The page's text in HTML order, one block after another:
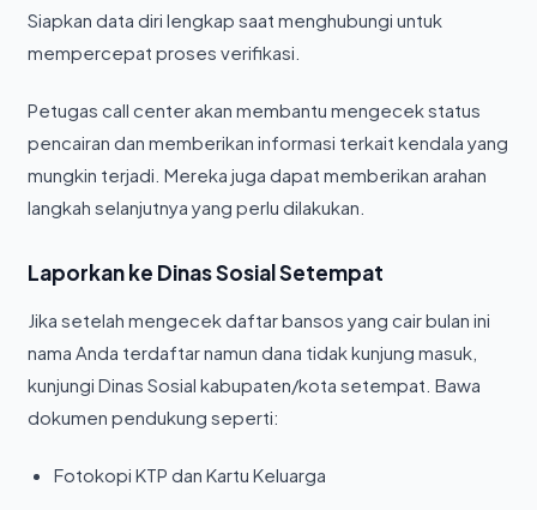
Siapkan data diri lengkap saat menghubungi untuk
mempercepat proses verifikasi.
Petugas call center akan membantu mengecek status
pencairan dan memberikan informasi terkait kendala yang
mungkin terjadi. Mereka juga dapat memberikan arahan
langkah selanjutnya yang perlu dilakukan.
Laporkan ke Dinas Sosial Setempat
Jika setelah mengecek daftar bansos yang cair bulan ini
nama Anda terdaftar namun dana tidak kunjung masuk,
kunjungi Dinas Sosial kabupaten/kota setempat. Bawa
dokumen pendukung seperti:
Fotokopi KTP dan Kartu Keluarga